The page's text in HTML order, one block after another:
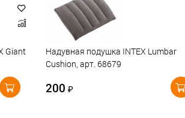
Giant
Надувная подушка INTEX Lumbar
Cushion, арт. 68679
200 ₽